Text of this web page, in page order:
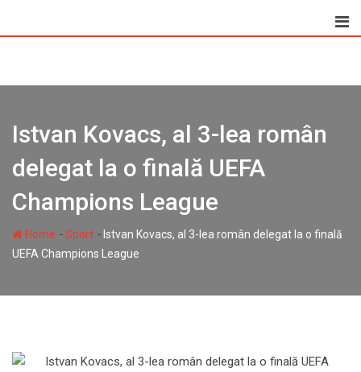
Istvan Kovacs, al 3-lea român
delegat la o finală UEFA
Champions League
Home -Sport - Istvan Kovacs, al 3-lea român delegat la o finală
UEFA Champions League